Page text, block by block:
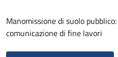
Manomissione di suolo
comunicazione di fine lavori